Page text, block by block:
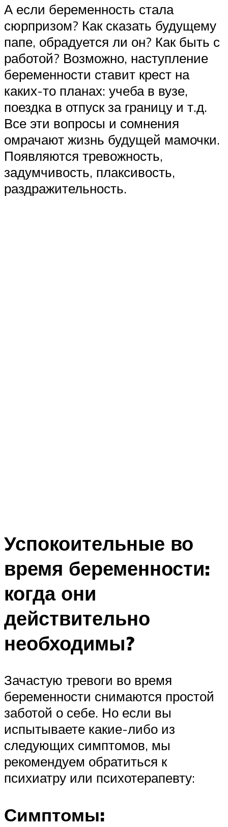
А если беременность стала
сюрпризом? Как сказать будущему
папе, обрадуется ли он? Как быть с
работой? Возможно, наступление
беременности ставит крест на
каких-то планах: учеба в вузе,
поездка в отпуск за границу и т.д.
Все эти вопросы и сомнения
омрачают жизнь будущей мамочки.
Появляются тревожность,
задумчивость, плаксивость,
раздражительность.
Успокоительные во
время беременности:
когда они
действительно
необходимы?
Зачастую тревоги во время
беременности снимаются простой
заботой о себе. Но если вы
испытываете какие-либо из
следующих симптомов, мы
рекомендуем обратиться к
психиатру или психотерапевту:
Симптомы: